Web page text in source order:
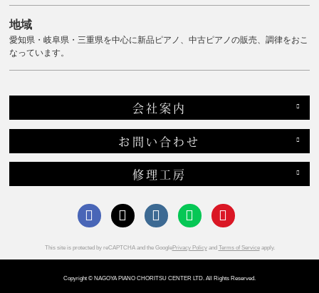
地域
愛知県・岐阜県・三重県を中心に新品ピアノ、中古ピアノの販売、調律をおこ
なっています。
会社案内
お問い合わせ
修理工房
This site is protected by reCAPTCHA and the GooglePrivacy Policyand Terms of Serviceapply.
Copyright © NAGOYA PIANO CHORITSU CENTER LTD. All Rights Reserved.